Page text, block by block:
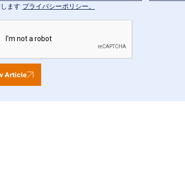
ます プライバシーポリシー。
Article